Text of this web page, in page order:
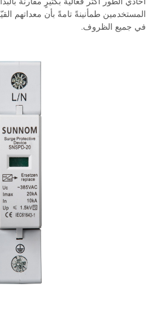
المستخدمين طمأنينةً تامةً بأن معداتهم
في جميع الظروف.